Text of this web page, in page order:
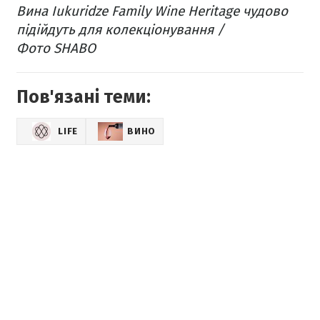
Вина Iukuridze Family Wine Heritage чудово
підійдуть для колекціонування /
Фото SHABO
Пов'язані теми:
LIFE ВИНО